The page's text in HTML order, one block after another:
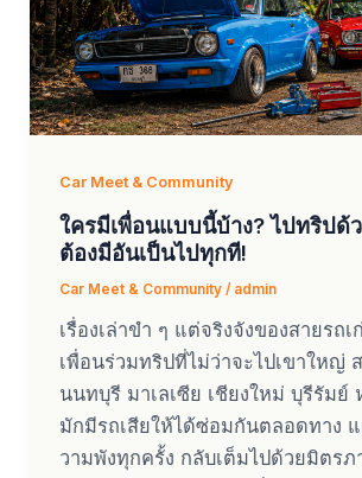
Car Meet & Community
ใครมีเพื่อนแบบนี้บ้าง? ไปทริปด้
ต้องมีอันเป็นไปทุกที!
Car Meet & Community/ admin
เรื่องเล่าขำ ๆ แต่จริงจังของสายรถเ
เพื่อนร่วมทริปที่ไม่ว่าจะไปเขาใหญ่
นนทบุรี มาเลเซีย เชียงใหม่ บุรีรัมย์
มักมีรถเสียให้ได้ซ่อมกันตลอดทาง
วามพังทุกครั้ง กลับเต็มไปด้วยมิตร